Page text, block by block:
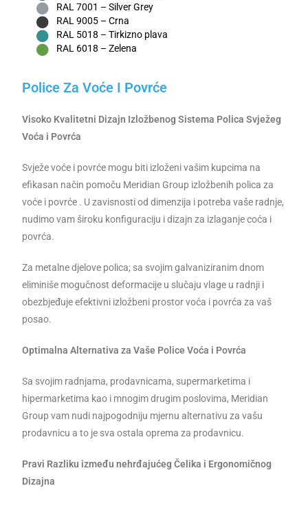
RAL 7001 – Silver Grey
RAL 9005 – Crna
RAL 5018 – Tirkizno plava
RAL 6018 – Zelena
Police Za Voće I Povrće
Visoko Kvalitetni Dizajn Izložbenog Sistema Polica Svježeg
Voća i Povrća
Svježe voće i povrće mogu biti izloženi vašim kupcima na
efikasan način pomoču Meridian Group izložbenih polica za
voće i povrće . U zavisnosti od dimenzija i potreba vaše radnje,
nudimo vam široku konfiguraciju i dizajn za izlaganje coća i
povrća.
Za metalne djelove polica; sa svojim galvaniziranim dnom
eliminiše mogučnost deformacije u slučaju vlage u radnji i
obezbjeđuje efektivni izložbeni prostor voća i povrća za vaš
posao.
Optimalna Alternativa za Vaše Police Voća i Povrća
Sa svojim radnjama, prodavnicama, supermarketima i
hipermarketima kao i mnogim drugim poslovima, Meridian
Group vam nudi najpogodniju mjernu alternativu za vašu
prodavnicu a to je sva ostala oprema za prodavnicu.
Pravi Razliku između nehrđajućeg Čelika i Ergonomičnog
Dizajna